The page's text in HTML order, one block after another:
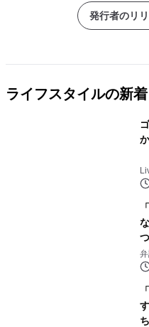
発行者のリ
ライフスタイルの新着